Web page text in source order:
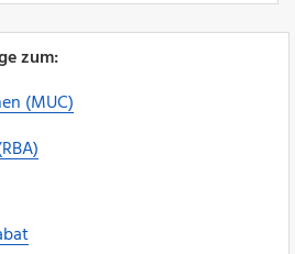
zum:
(MUC)